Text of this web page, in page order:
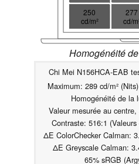
250
cd/m²
277
cd/
Homogénéité
Chi Mei N156HCA-EAB
Maximum: 289 cd/m²
Homogénéité de la
Valeur mesurée au
Contraste: 516:1
ΔE ColorChecker Calman:
ΔE Greyscale Calman:
65% sRGB